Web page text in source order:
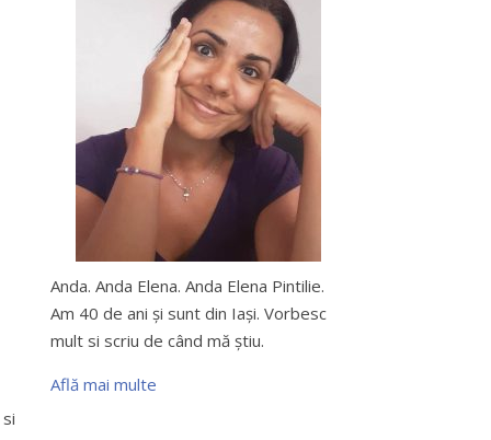
Anda. Anda Elena. Anda Elena Pintilie.
Am 40 de ani şi sunt din Iaşi. Vorbesc
mult si scriu de când mă ştiu.
Află mai multe